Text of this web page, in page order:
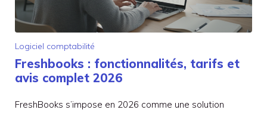
Logiciel comptabilité
Freshbooks : fonctionnalités, tarifs et
avis complet 2026
FreshBooks s’impose en 2026 comme une solution